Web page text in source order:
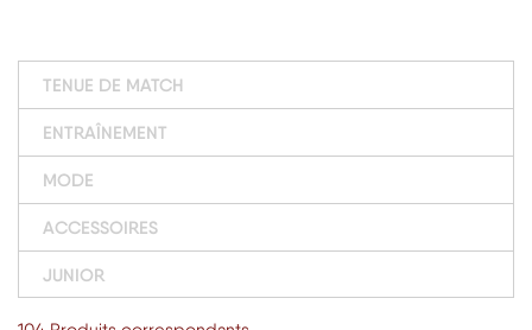
TENUE DE MATCH
ENTRAÎNEMENT
MODE
ACCESSOIRES
JUNIOR